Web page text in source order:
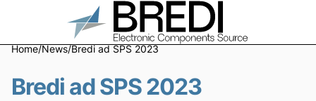
Home/News/Bredi ad SPS 2023
Bredi ad SPS 2023